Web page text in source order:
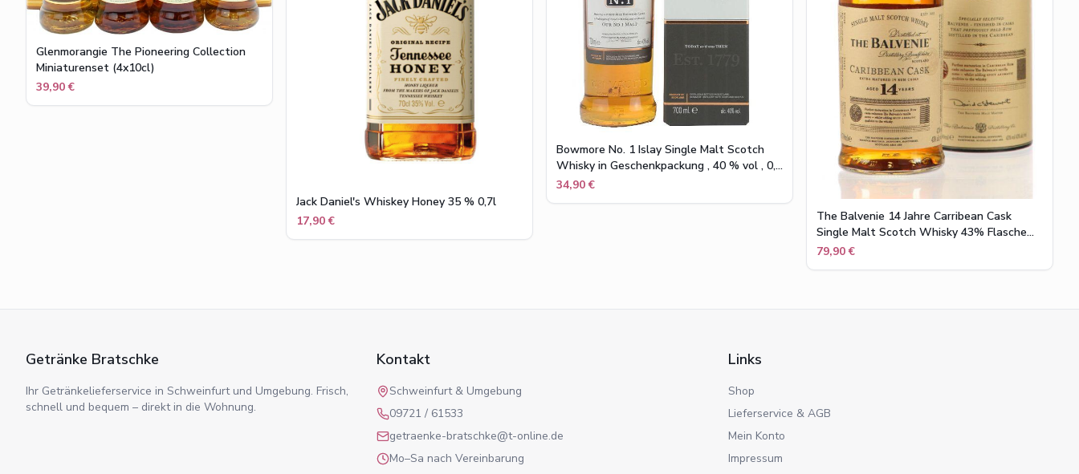
Glenmorangie The Pioneering Collection
Miniaturenset (4x10cl)
39,90 €
Jack Daniel's Whiskey Honey 35 % 0,7l
17,90 €
Bowmore No. 1 Islay Single Malt Scotch
Whisky in Geschenkpackung , 40 % vol , 0,7
l34,90 €
The Balvenie 14 Jahre Carribean Cask
Single Malt Scotch Whisky 43% Flasche
0,7l
79,90 €
Getränke Bratschke
Ihr Getränkelieferservice in Schweinfurt und Umgebung. Frisch,
schnell und bequem – direkt in die Wohnung.
Kontakt
Schweinfurt & Umgebung
09721 / 61533
getraenke-bratschke@t-online.de
Mo–Sa nach Vereinbarung
Links
Shop
Lieferservice & AGB
Mein Konto
Impressum